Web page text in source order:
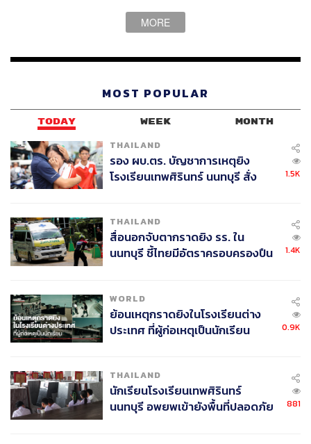
MORE
MOST POPULAR
TODAY WEEK MONTH
THAILAND
รอง ผบ.ตร. บัญชาการเหตุยิง
โรงเรียนเทพศิรินทร์ นนทบุรี สั่ง
1.5K
THAILAND
สื่อนอกจับตากราดยิง รร. ใน
นนทบุรี ชี้ไทยมีอัตราครอบครองปืน
1.4K
WORLD
ย้อนเหตุกราดยิงในโรงเรียนต่าง
ประเทศ ที่ผู้ก่อเหตุเป็นนักเรียน
0.9K
THAILAND
นักเรียนโรงเรียนเทพศิรินทร์
นนทบุรี อพยพเข้ายังพื้นที่ปลอดภัย
881